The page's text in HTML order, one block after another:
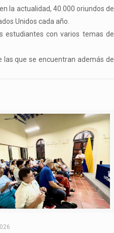
la actualidad, 40.000 oriundos de
Unidos cada año.
estudiantes con varios temas de
las que se encuentran además de